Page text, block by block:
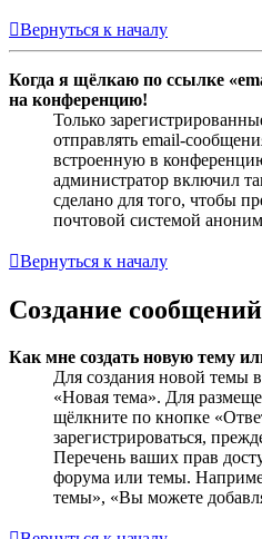
Вернуться к началу
Когда я щёлкаю по ссылке
на конференцию!
Только
отправлять email-
встроенную в
администратор включил
сделано для того, чтобы
почтовой системой
Вернуться к началу
Создание сообщений
Как мне создать новую тему
Для создания новой темы
«Новая тема». Для
щёлкните по кнопке
зарегистрироваться,
Перечень ваших прав
форума или темы.
темы», «Вы можете